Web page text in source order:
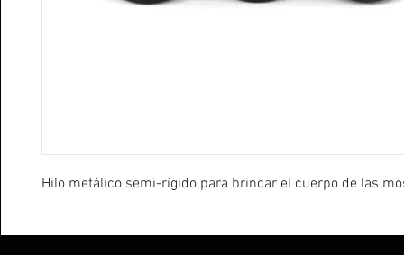
Hilo metálico semi-rígido para brincar el cuerpo de las